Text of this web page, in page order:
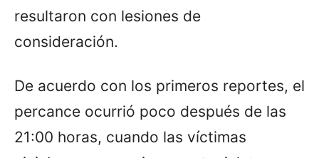
resultaron con lesiones de
consideración.
De acuerdo con los primeros reportes, el
percance ocurrió poco después de las
21:00 horas, cuando las víctimas